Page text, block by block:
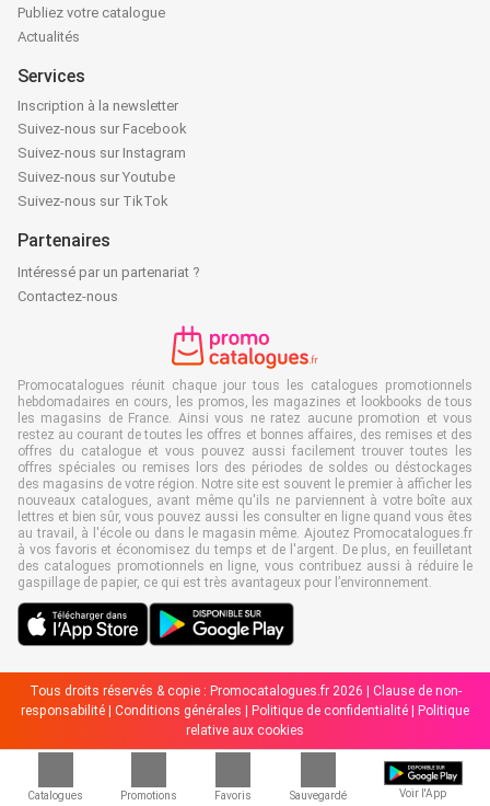
Catalogues Promotions Favoris Sauvegardé Voir l'App
Publiez votre catalogue
Actualités
Services
Inscription à la newsletter
Suivez-nous sur Facebook
Suivez-nous sur Instagram
Suivez-nous sur Youtube
Suivez-nous sur TikTok
Partenaires
Intéressé par un partenariat ?
Contactez-nous
Promocatalogues réunit chaque jour tous les catalogues promotionnels
hebdomadaires en cours, les promos, les magazines et lookbooks de tous
les magasins de France. Ainsi vous ne ratez aucune promotion et vous
restez au courant de toutes les offres et bonnes affaires, des remises et des
offres du catalogue et vous pouvez aussi facilement trouver toutes les
offres spéciales ou remises lors des périodes de soldes ou déstockages
des magasins de votre région. Notre site est souvent le premier à afficher les
nouveaux catalogues, avant même qu'ils ne parviennent à votre boîte aux
lettres et bien sûr, vous pouvez aussi les consulter en ligne quand vous êtes
au travail, à l'école ou dans le magasin même. Ajoutez Promocatalogues.fr
à vos favoris et économisez du temps et de l'argent. De plus, en feuilletant
des catalogues promotionnels en ligne, vous contribuez aussi à réduire le
gaspillage de papier, ce qui est très avantageux pour l’environnement.
Tous droits réservés & copie : Promocatalogues.fr 2026 | Clause de non-
responsabilité
Conditions générales Politique de confidentialité
Politique
relative aux cookies